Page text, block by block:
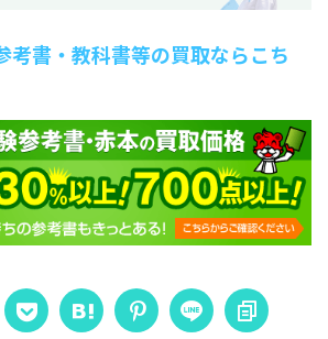
考書・教科書等の買取ならこち